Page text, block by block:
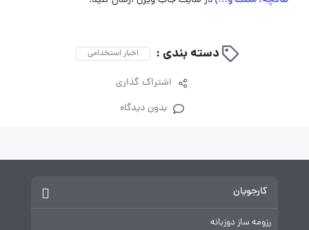
دسته بندی : اخبار استخدامی
اشتراک گذاری
بدون دیدگاه
کارجویان
رزومه ساز دوزبانه